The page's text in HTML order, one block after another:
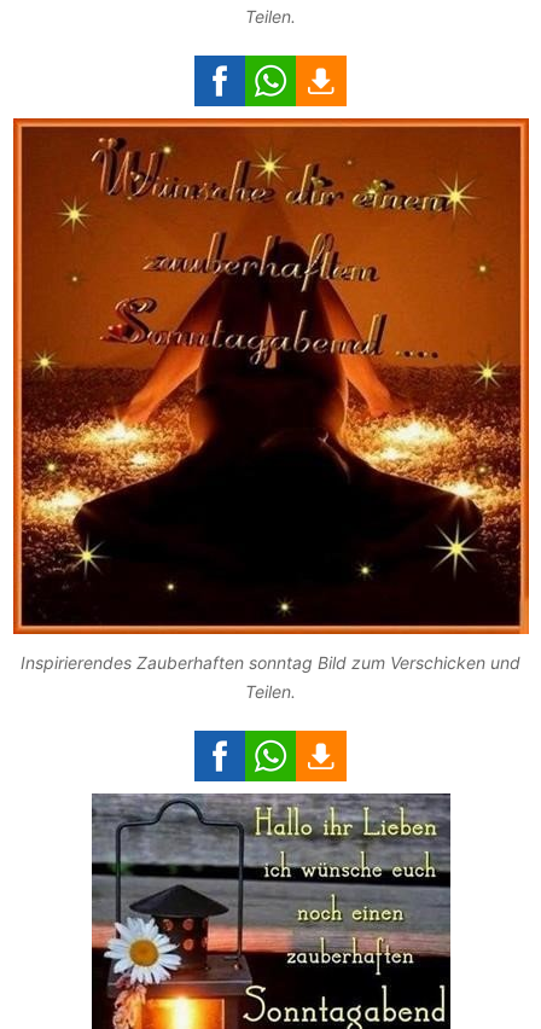
Teilen.
Inspirierendes Zauberhaften sonntag Bild zum Verschicken und
Teilen.